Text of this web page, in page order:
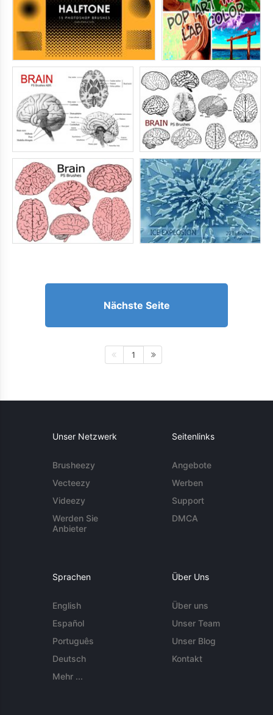
Nächste Seite
1
Unser Netzwerk
Brusheezy
Vecteezy
Videezy
Werden Sie
Anbieter
Seitenlinks
Angebote
Werben
Support
DMCA
Sprachen
English
Español
Português
Deutsch
Mehr ...
Über Uns
Über uns
Unser Team
Unser Blog
Kontakt